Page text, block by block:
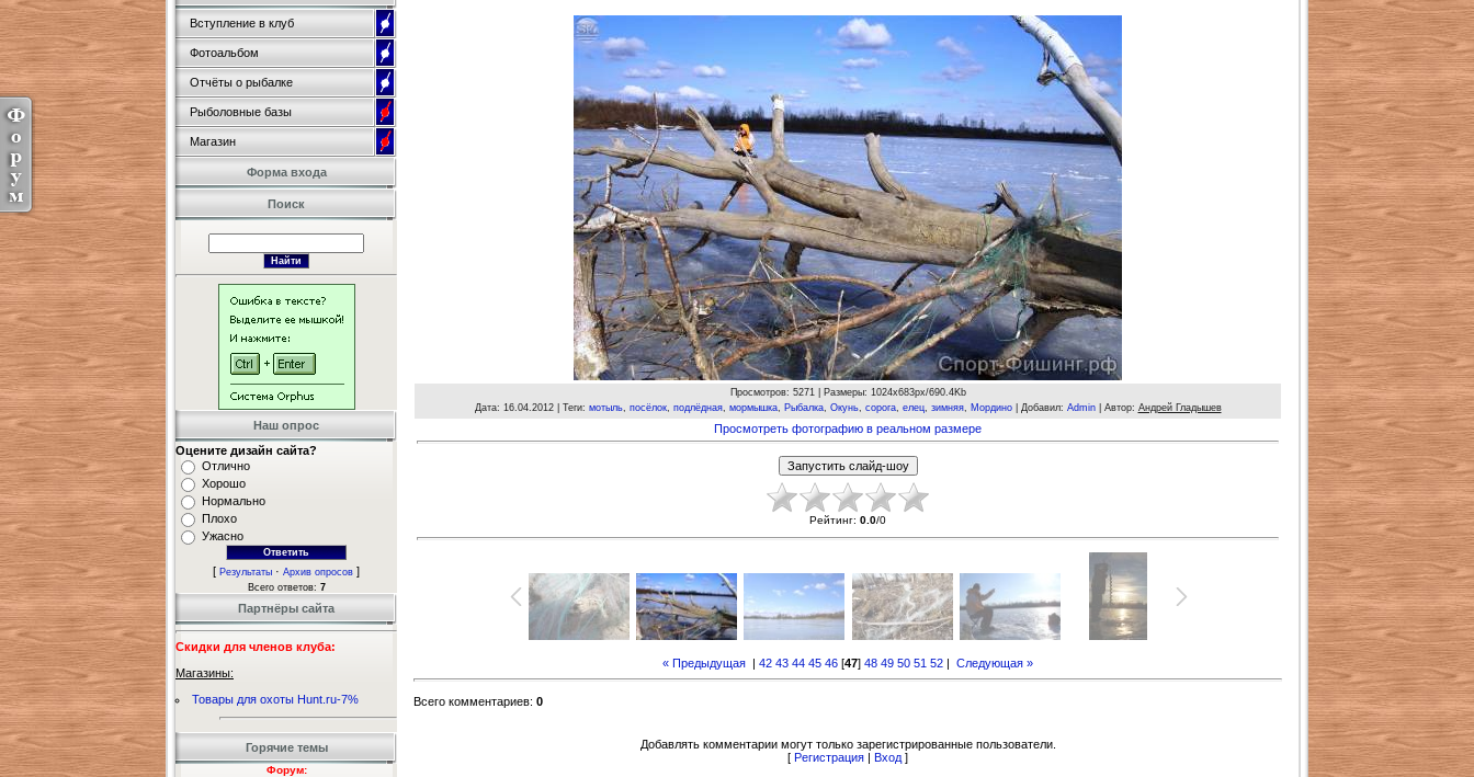
Вступление в клуб
Фотоальбом
Отчёты о рыбалке
Рыболовные базы
Магазин
Форма входа
Поиск
Наш опрос
Оцените дизайн сайта?
Отлично
Хорошо
Нормально
Плохо
Ужасно
[ Результаты · Архив опросов ]
Всего ответов: 7
Партнёры сайта
Скидки для членов клуба:
Магазины:
Товары для охоты Hunt.ru-7%
Горячие темы
Форум:
Просмотров: 5271 | Размеры: 1024x683px/690.4Kb
Дата: 16.04.2012 | Теги: мотыль, посёлок, подлёдная, мормышка, Рыбалка, Окунь, сорога, елец, зимняя, Мордино| Добавил: Admin| Автор: Андрей Гладышев
Просмотреть фотографию в реальном размере
Рейтинг: 0.0/0
« Предыдущая | 42 43 44 45 46 [47] 48 49 50 51 52 | Следующая »
Всего комментариев: 0
Добавлять комментарии могут только зарегистрированные пользователи.
[ Регистрация | Вход ]